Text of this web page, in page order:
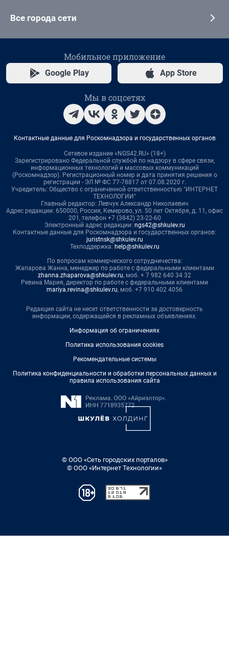
Все города сети
Мобильное приложение
Google Play App Store
Мы в соцсетях
Контактные данные для Роскомнадзора и государственных органов
Сетевое издание «NGS42.RU» (18+)
Зарегистрировано Федеральной службой по надзору в сфере связи,
информационных технологий и массовых коммуникаций
(Роскомнадзор). Регистрационный номер и дата принятия решения о
регистрации - ЭЛ № ФС 77-78817 от 07.08.2020 г.
Учредитель: Общество с ограниченной ответственностью "ИНТЕРНЕТ
ТЕХНОЛОГИИ"
Главный редактор: Левчук Александр Николаевич
Адрес редакции: 650000, Россия, Кемерово, ул. 50 лет Октября, д. 11, офис
201, телефон +7 (3842) 23-22-60
Электронный адрес редакции: ngs42@shkulev.ru
Контактные данные для Роскомнадзора и государственных органов:
juristnsk@shkulev.ru
Техподдержка: help@shkulev.ru
По вопросам коммерческого сотрудничества:
Жапарова Жанна, менеджер по работе с федеральными клиентами
zhanna.zhaparova@shkulev.ru, моб. + 7 982 640 34 32
Ревина Мария, директор по работе с федеральными клиентами
mariya.revina@shkulev.ru, моб. +7 910 402 4056
Редакция сайта не несет ответственности за достоверность
информации, содержащейся в рекламных объявлениях.
Информация об ограничениях
Политика использования cookies
Рекомендательные системы
Политика конфиденциальности и обработки персональных данных и
правила использования сайта
© ООО «Сеть городских порталов»
© ООО «Интернет Технологии»